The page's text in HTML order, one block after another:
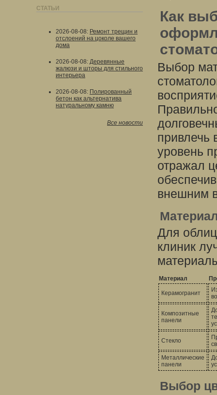
СТАТЬИ
2026-08-08: Ремонт трещин и
отслоений на цоколе вашего
дома
2026-08-08: Деревянные
жалюзи и шторы для стильного
интерьера
2026-08-08: Полированный
бетон как альтернатива
натуральному камню
Все новости
Как
Выбор
привлечь
уровень
отражал
внешним
Для
клиник
Материал
Керамогранит
Композитные
панели
Стекло
Металлические
панели
Выбор